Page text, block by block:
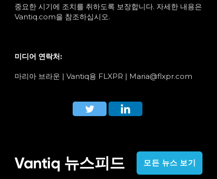
중요한 시기에 조치를 취하도록 보장합니다. 자세한 내용은
Vantiq.com을 참조하십시오.
미디어 연락처:
마리아 브라운 | Vantiq용 FLXPR | Maria@flxpr.com
Vantiq 뉴스피드 모든 뉴스 보기